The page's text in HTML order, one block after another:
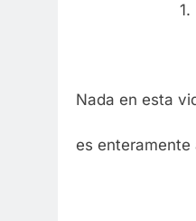
1.
Nada en esta
es enteramente